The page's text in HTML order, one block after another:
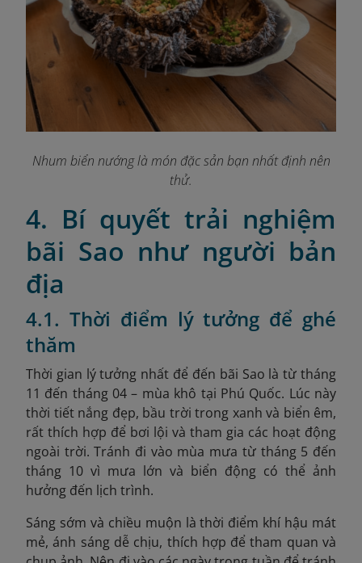
Nhum biển nướng là món đặc sản bạn nhất định nên
thử.
4. Bí quyết trải nghiệm
bãi Sao như người bản
địa
4.1. Thời điểm lý tưởng để ghé
thăm
Thời gian lý tưởng nhất để đến bãi Sao là từ tháng
11 đến tháng 04 – mùa khô tại Phú Quốc. Lúc này
thời tiết nắng đẹp, bầu trời trong xanh và biển êm,
rất thích hợp để bơi lội và tham gia các hoạt động
ngoài trời. Tránh đi vào mùa mưa từ tháng 5 đến
tháng 10 vì mưa lớn và biển động có thể ảnh
hưởng đến lịch trình.
Sáng sớm và chiều muộn là thời điểm khí hậu mát
mẻ, ánh sáng dễ chịu, thích hợp để tham quan và